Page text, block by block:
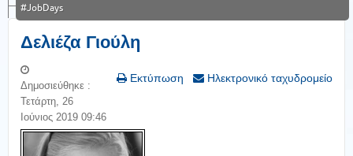
#JobDays
Δελιέζα Γιούλη
Εκτύπωση Ηλεκτρονικό ταχυδρομείο
Δημοσιεύθηκε :
Τετάρτη, 26
Ιούνιος 2019 09:46